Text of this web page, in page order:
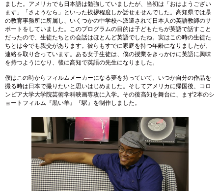
ました。アメリカでも日本語は勉強していましたが、当初は「おはようござい
ます」「さようなら」といった挨拶程度しか話せませんでした。高知県では県
の教育事務所に所属し、いくつかの中学校へ派遣されて日本人の英語教師のサ
ポートをしていました。このプログラムの目的は子どもたちが英語で話すこと
だったので、生徒たちとの会話はほとんど英語でしたね。実はこの時の生徒た
ちとは今でも親交があります。彼らもすでに家庭を持つ年齢になりましたが、
連絡を取り合っています。ある女子生徒は、僕の授業をきっかけに英語に興味
を持つようになり、後に高知で英語の先生になりました。
僕はこの時からフィルムメーカーになる夢を持っていて、いつか自分の作品を
撮る時は日本で撮りたいと思いはじめました。そしてアメリカに帰国後、コロ
ンビア大学大学院芸術学科映画専攻に入学。その後高知を舞台に、まず2本のシ
ョートフィルム『黒い羊』『駅』を制作しました。